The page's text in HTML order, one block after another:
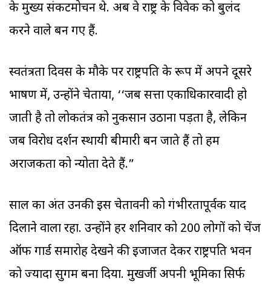
के मुख्य संकटमोचन थे. अब वे राष्ट्र के विवेक को बुलंद
करने वाले बन गए हैं.
स्वतंत्रता दिवस के मौके पर राष्ट्रपति के रूप में अपने दूसरे
भाषण में, उन्होंने चेताया, ‘‘जब सत्ता एकाधिकारवादी हो
जाती है तो लोकतंत्र को नुकसान उठाना पड़ता है, लेकिन
जब विरोध प्रदर्शन स्थायी बीमारी बन जाते हैं तो हम
अराजकता को न्योता देते हैं.”
साल का अंत उनकी इस चेतावनी को गंभीरतापूर्वक याद
दिलाने वाला रहा. उन्होंने हर शनिवार को 200 लोगों को चेंज
ऑफ गार्ड समारोह देखने की इजाजत देकर राष्ट्रपति भवन
को ज्यादा सुगम बना दिया. मुखर्जी अपनी भूमिका सिर्फ